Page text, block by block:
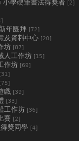
學硬筆書法得獎者 [2]
年團拜 [72]
及資料中心 [20]
坊 [87]
人工作坊 [15]
作坊 [69]
[31]
[75]
戲 [39]
[33]
工作坊 [36]
賽 [2]
獎同學 [4]